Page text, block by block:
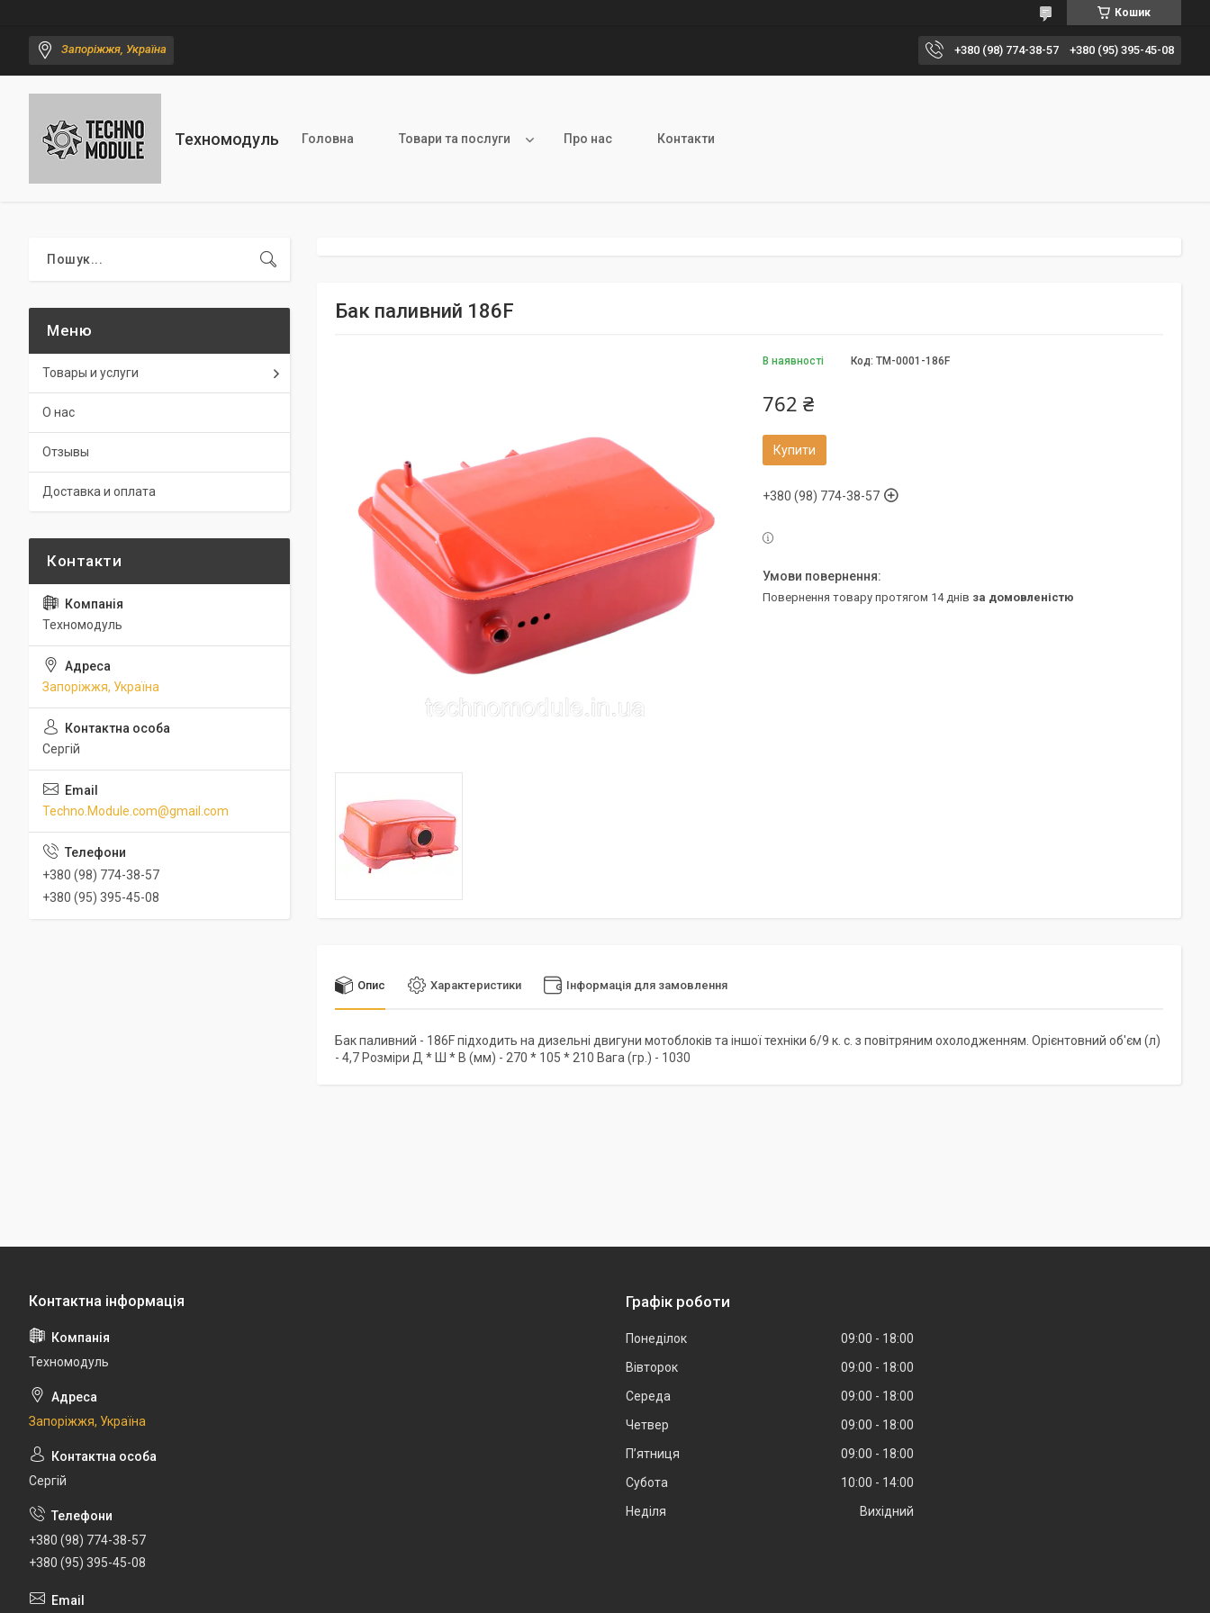
Кошик
Запоріжжя, Україна +380 (98) 774-38-57 +380 (95) 395-45-08
Техномодуль Головна Товари та послуги Про нас Контакти
Бак паливний 186F
В наявності Код: TM-0001-186F
762 ₴
Купити
+380 (98) 774-38-57
повернення товару протягом 14 днів за домовленістю
Опис Характеристики Інформація для замовлення
Бак паливний - 186F підходить на дизельні двигуни мотоблоків та іншої техніки 6/9 к. с. з повітряним охолодженням. Орієнтовний об'єм (л)
- 4,7 Розміри Д * Ш * В (мм) - 270 * 105 * 210 Вага (гр.) - 1030
Товары и услуги
О нас
Отзывы
Доставка и оплата
Техномодуль
Запоріжжя, Україна
Сергій
Techno.Module.com@gmail.com
+380 (98) 774-38-57
+380 (95) 395-45-08
Техномодуль
Запоріжжя, Україна
Сергій
+380 (98) 774-38-57
+380 (95) 395-45-08
Графік роботи
Понеділок 09:00
18:00
Вівторок
09:00
18:00
Середа
09:00
18:00
Четвер
09:00
18:00
Пʼятниця
09:00
18:00
Субота
10:00
14:00
Неділя
Вихідний